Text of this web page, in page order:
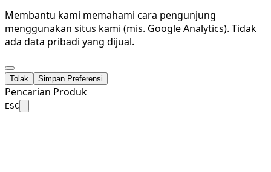
Membantu kami memahami cara pengunjung
menggunakan situs kami (mis. Google Analytics). Tidak
ada data pribadi yang dijual.
Tolak Simpan Preferensi
Pencarian Produk
ESC